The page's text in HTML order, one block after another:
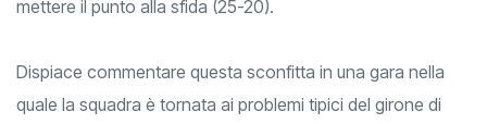
troppo ampio e a Poggi e compagne basta il minimo per
Dispiace commentare questa sconfitta in una gara nella